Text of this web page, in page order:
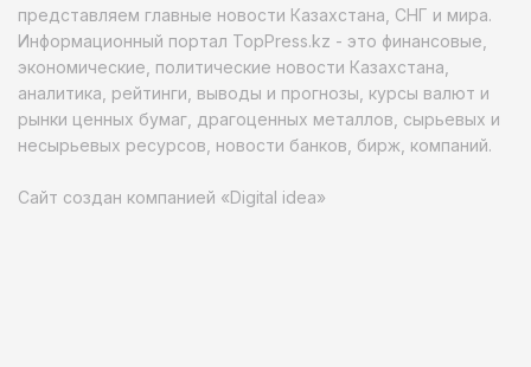
представляем главные новости Казахстана, СНГ и мира.
Информационный портал TopPress.kz - это финансовые,
экономические, политические новости Казахстана,
аналитика, рейтинги, выводы и прогнозы, курсы валют и
рынки ценных бумаг, драгоценных металлов, сырьевых и
несырьевых ресурсов, новости банков, бирж, компаний.
Сайт создан компанией «Digital idea»